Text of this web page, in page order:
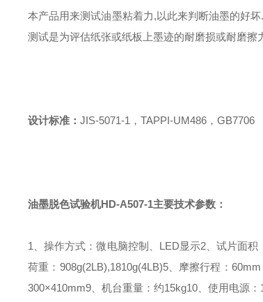
本产品用来测试油墨粘着力,以此来判断油墨的好
测试是为评估纸张或纸板上墨迹的耐磨损或耐磨擦
设计标准： JIS-5071-1，TAPPI-UM486，GB7706
油墨脱色试验机HD-A507-1主要技术参数：
1、操作方式：微电脑控制、LED显示2、试片面积
荷重：908g(2LB),1810g(4LB)5、摩擦行程：
300×410mm9、机台重量：约15kg10、使用电源